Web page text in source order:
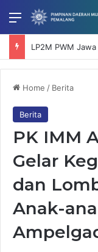
Menu
Home / Berita
Berita
PK IMM
Gelar
dan
Anak-